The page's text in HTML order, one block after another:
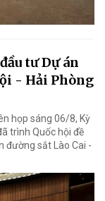
tư Dự án
- Hải Phòng
họp sáng 06/8, Kỳ
trình Quốc hội đề
đường sắt Lào Cai -